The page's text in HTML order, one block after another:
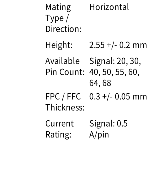
Mating
Type /
Direction:
Horizontal
Height:
2.55 +/- 0.2 mm
Available
Pin Count:
Signal: 20, 30,
40, 50, 55, 60,
64, 68
FPC / FFC
Thickness:
0.3 +/- 0.05 mm
Current
Rating:
Signal: 0.5
A/pin